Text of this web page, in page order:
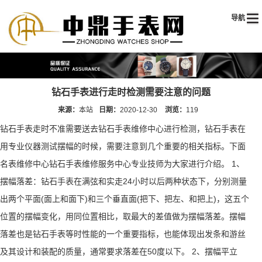
导航
钻石手表进行走时检测需要注意的问题
来源： 本站 日期： 2020-12-30 浏览： 119
钻石手表走时不准需要送去钻石手表维修中心进行检测，钻石手表在
用专业仪器测试摆幅的时候，需要注意到几个重要的相关指标。下面
名表维修中心钻石手表维修服务中心专业技师为大家进行介绍。 1、
摆幅落差：钻石手表在满弦和实走24小时以后两种状态下，分别测量
出两个平面(面上和面下)和三个垂直面(把下、把左、和把上)，这五个
位置的摆幅变化，用同位置相比，取最大的差值做为摆幅落差。摆幅
落差也是钻石手表等时性能的一个重要指标，也能体现出发条和游丝
及其设计和装配的质量，通常要求落差在50度以下。 2、摆幅平立